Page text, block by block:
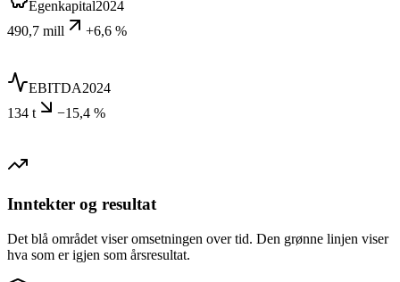
Egenkapital2024
490,7 mill
+6,6 %
EBITDA2024
134 t
−15,4 %
Inntekter og resultat
Det blå området viser omsetningen over tid. Den grønne linjen viser
hva som er igjen som årsresultat.